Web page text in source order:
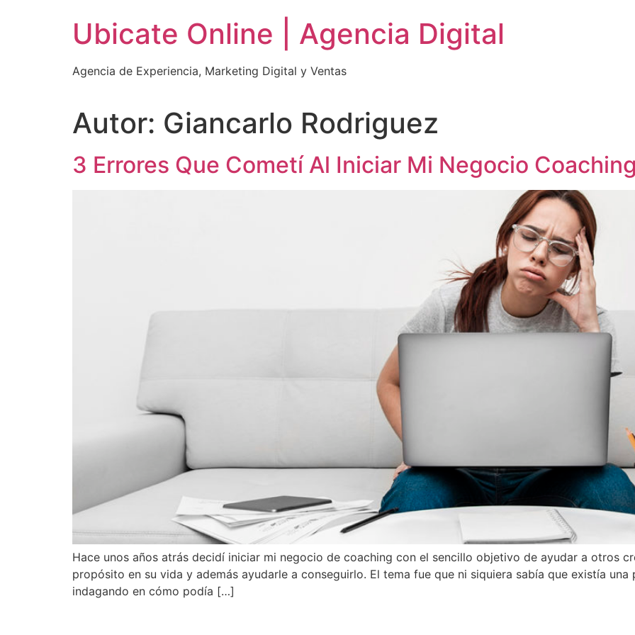
Ubicate Online | Agencia Digital
Agencia de Experiencia, Marketing Digital y Ventas
Autor: Giancarlo Rodriguez
3 Errores Que Cometí Al Iniciar Mi Negocio
Hace unos años atrás decidí iniciar mi negocio de coaching con el sencillo objetivo de ayudar a otros
propósito en su vida y además ayudarle a conseguirlo. El tema fue que ni siquiera sabía que existía
indagando en cómo podía […]